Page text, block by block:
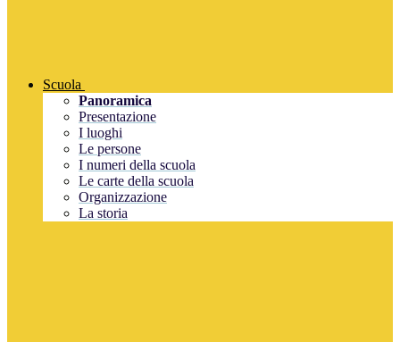
Scuola
Panoramica
Presentazione
I luoghi
Le persone
I numeri della scuola
Le carte della scuola
Organizzazione
La storia